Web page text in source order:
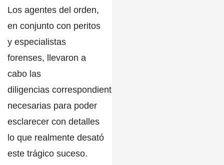
Los agentes del orden,
en conjunto con peritos
y especialistas
forenses, llevaron a
cabo las
diligencias correspondientes
necesarias para poder
esclarecer con detalles
lo que realmente desató
este trágico suceso.